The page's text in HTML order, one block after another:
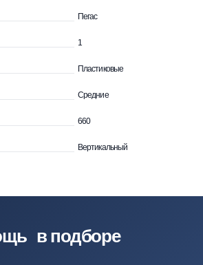
Пегас
1
Пластиковые
Средние
660
Вертикальный
в подборе